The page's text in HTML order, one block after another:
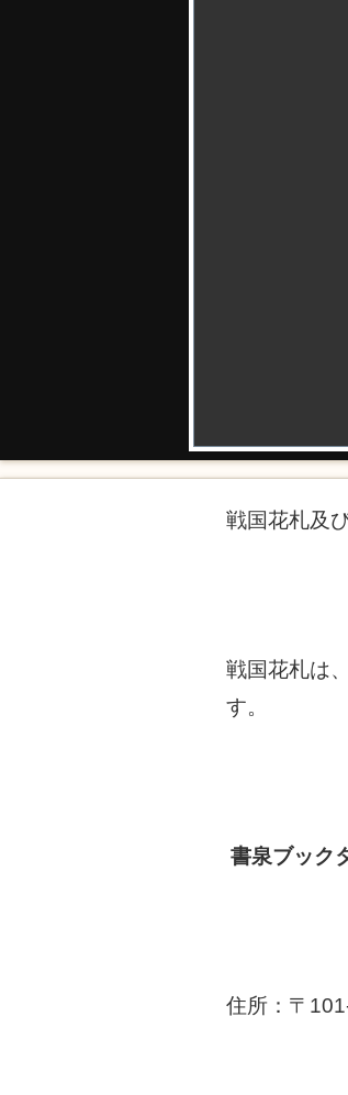
戦国花札及
戦国花札は
す。
書泉ブック
住所：〒